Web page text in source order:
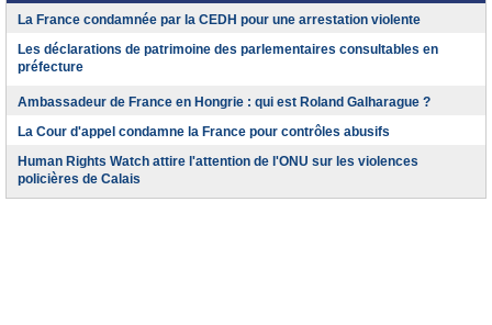
La France condamnée par la CEDH pour une arrestation violente
Les déclarations de patrimoine des parlementaires consultables en
préfecture
Ambassadeur de France en Hongrie : qui est Roland Galharague ?
La Cour d'appel condamne la France pour contrôles abusifs
Human Rights Watch attire l'attention de l'ONU sur les violences
policières de Calais